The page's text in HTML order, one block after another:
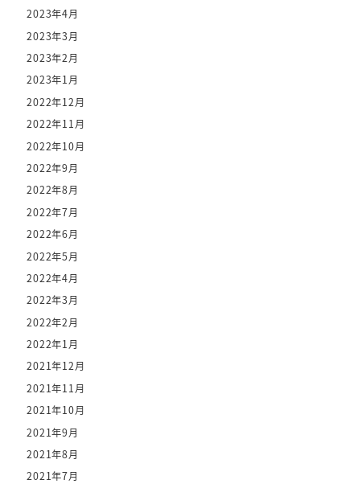
2023年4月
2023年3月
2023年2月
2023年1月
2022年12月
2022年11月
2022年10月
2022年9月
2022年8月
2022年7月
2022年6月
2022年5月
2022年4月
2022年3月
2022年2月
2022年1月
2021年12月
2021年11月
2021年10月
2021年9月
2021年8月
2021年7月